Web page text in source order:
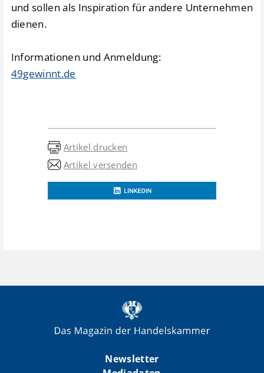
und sollen als Inspiration für andere Unternehmen
dienen.
Informationen und Anmeldung:
49gewinnt.de
Artikel drucken
Artikel versenden
Newsletter